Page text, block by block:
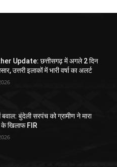
Update: छत्तीसगढ़ में अगले 2 दिन
उत्तरी इलाकों में भारी वर्षा का अलर्ट
बवाल: बुंदेली सरपंच को ग्रामीण ने मारा
के खिलाफ FIR